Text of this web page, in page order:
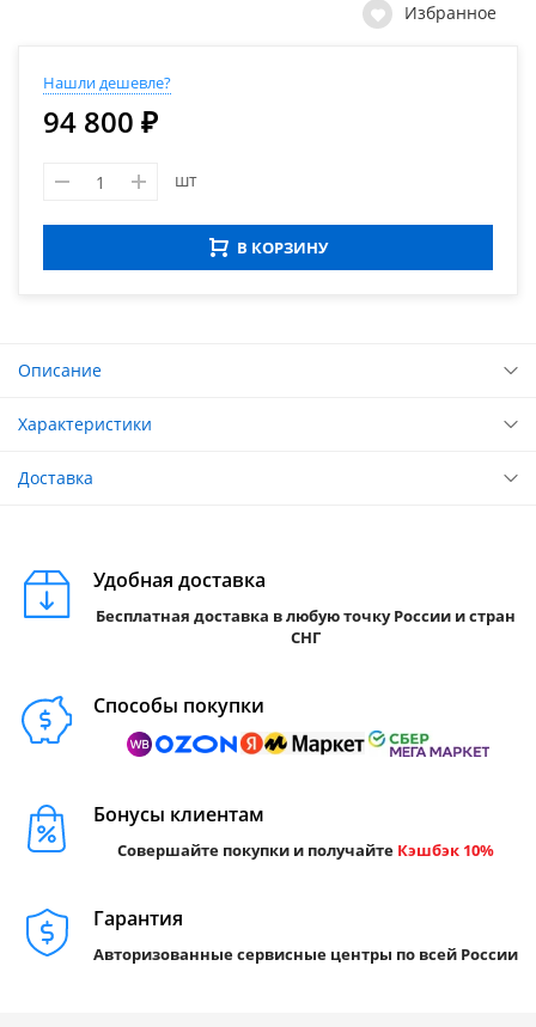
Избранное
Нашли дешевле?
94 800 ₽
шт
В КОРЗИНУ
Описание
Характеристики
Доставка
Удобная доставка
Бесплатная доставка в любую точку России и стран
СНГ
Способы покупки
Бонусы клиентам
Совершайте покупки и получайте Кэшбэк 10%
Гарантия
Авторизованные сервисные центры по всей России